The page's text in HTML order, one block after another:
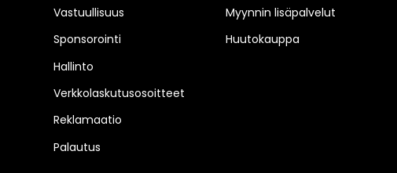
Vastuullisuus
Sponsorointi
Hallinto
Verkkolaskutusosoitteet
Reklamaatio
Palautus
Myynnin lisäpalvelut
Huutokauppa